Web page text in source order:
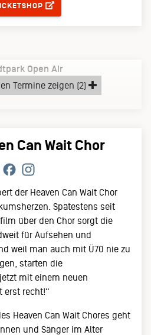
Open Air
Termine zeigen (2)
Can Wait Chor
der Heaven Can Wait Chor
Spätestens seit
über den Chor sorgt die
für Aufsehen und
weil man auch mit Ü70 nie zu
starten die
mit einem neuen
erst recht!“
Heaven Can Wait Chores geht
und Sänger im Alter